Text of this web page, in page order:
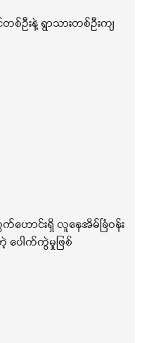
ဦးနဲ့ ရွာသားတစ်ဦးကျ
ဟောင်းရှိ လူနေအိမ်ခြံဝန်း
ေါက်ကွဲမှုဖြစ်